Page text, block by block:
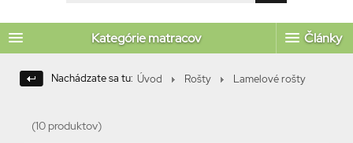
Kategórie matracov Články
Nachádzate sa tu: Úvod Rošty Lamelové rošty
(10 produktov)